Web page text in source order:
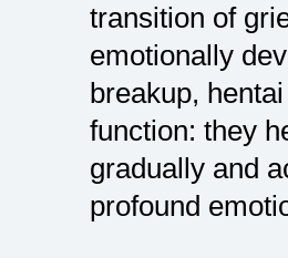
transition of
emotionally
breakup,
function: they
gradually and
profound